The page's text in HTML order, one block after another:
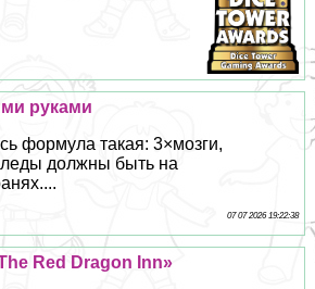
руками
формула такая: 3×мозги,
должны быть на
07 07 2026 19:22:38
Red Dragon Inn»